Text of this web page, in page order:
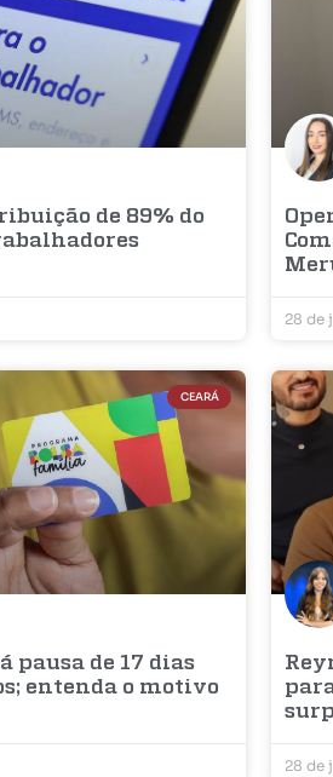
de 89% do
28 de
CEARÁ
pausa de 17 dias
entenda o motivo
28 de